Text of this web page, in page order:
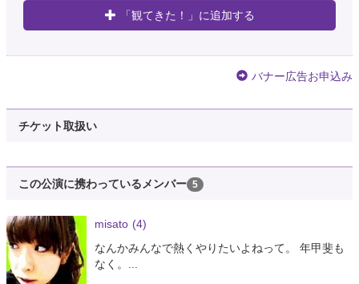
「観てきた！」に追加する
バナー広告お申込み
チケット取扱い
この公演に携わっているメンバー 5
misato (4)
なんかみんなで熱くやりたいよねって。 年甲斐も
なく。...